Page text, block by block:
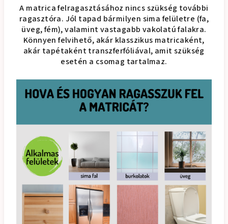
A matrica felragasztásához nincs szükség további
ragasztóra. Jól tapad bármilyen sima felületre (fa,
üveg, fém), valamint vastagabb vakolatú falakra.
Könnyen felvihető, akár klasszikus matricaként,
akár tapétaként transzferfóliával, amit szükség
esetén a csomag tartalmaz.